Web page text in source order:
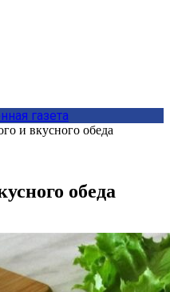
газета
и вкусного обеда
обеда